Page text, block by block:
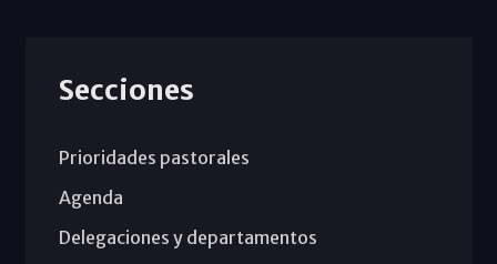
Secciones
Prioridades pastorales
Agenda
Delegaciones y departamentos